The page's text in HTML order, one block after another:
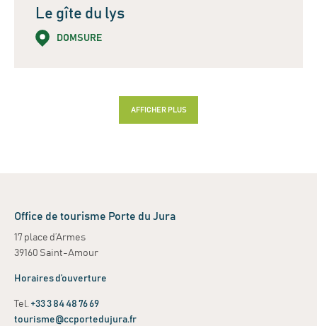
Le gîte du lys
DOMSURE
AFFICHER PLUS
Office de tourisme Porte du Jura
17 place d’Armes
39160 Saint-Amour
Horaires d’ouverture
Tel. +33 3 84 48 76 69
tourisme@ccportedujura.fr